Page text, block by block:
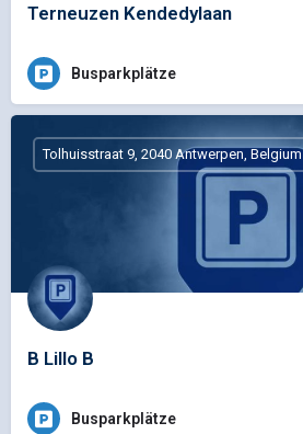
Terneuzen Kendedylaan
Busparkplätze
B Lillo B
Tolhuisstraat 9, 2040 Antwerpen, Belgium
Busparkplätze